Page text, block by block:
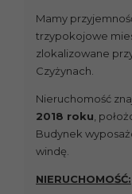
Mamy
trzypokojowe
zlokalizowane
Czyżynach.
Nieruchomość
2018 roku ,
Budynek
windę.
NIERUCHOMOŚĆ: